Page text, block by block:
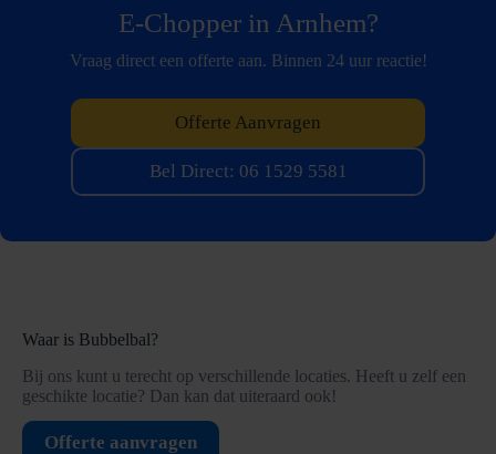
E-Chopper in Arnhem?
Vraag direct een offerte aan. Binnen 24 uur reactie!
Offerte Aanvragen
Bel Direct: 06 1529 5581
Waar is Bubbelbal?
Bij ons kunt u terecht op verschillende locaties. Heeft u zelf een
geschikte locatie? Dan kan dat uiteraard ook!
Offerte aanvragen